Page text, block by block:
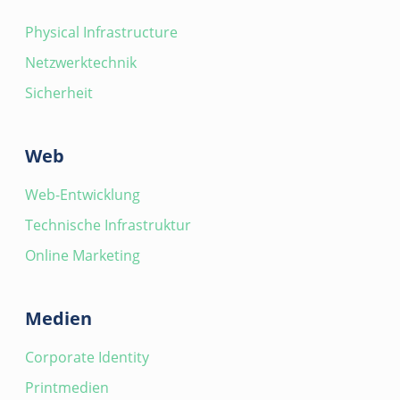
Physical Infrastructure
Netzwerktechnik
Sicherheit
Web
Web-Entwicklung
Technische Infrastruktur
Online Marketing
Medien
Corporate Identity
Printmedien